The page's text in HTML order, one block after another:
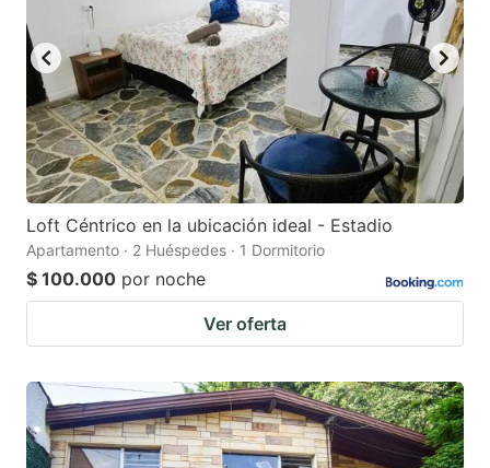
Loft Céntrico en la ubicación ideal - Estadio
Apartamento · 2 Huéspedes · 1 Dormitorio
$ 100.000 por noche
Ver oferta